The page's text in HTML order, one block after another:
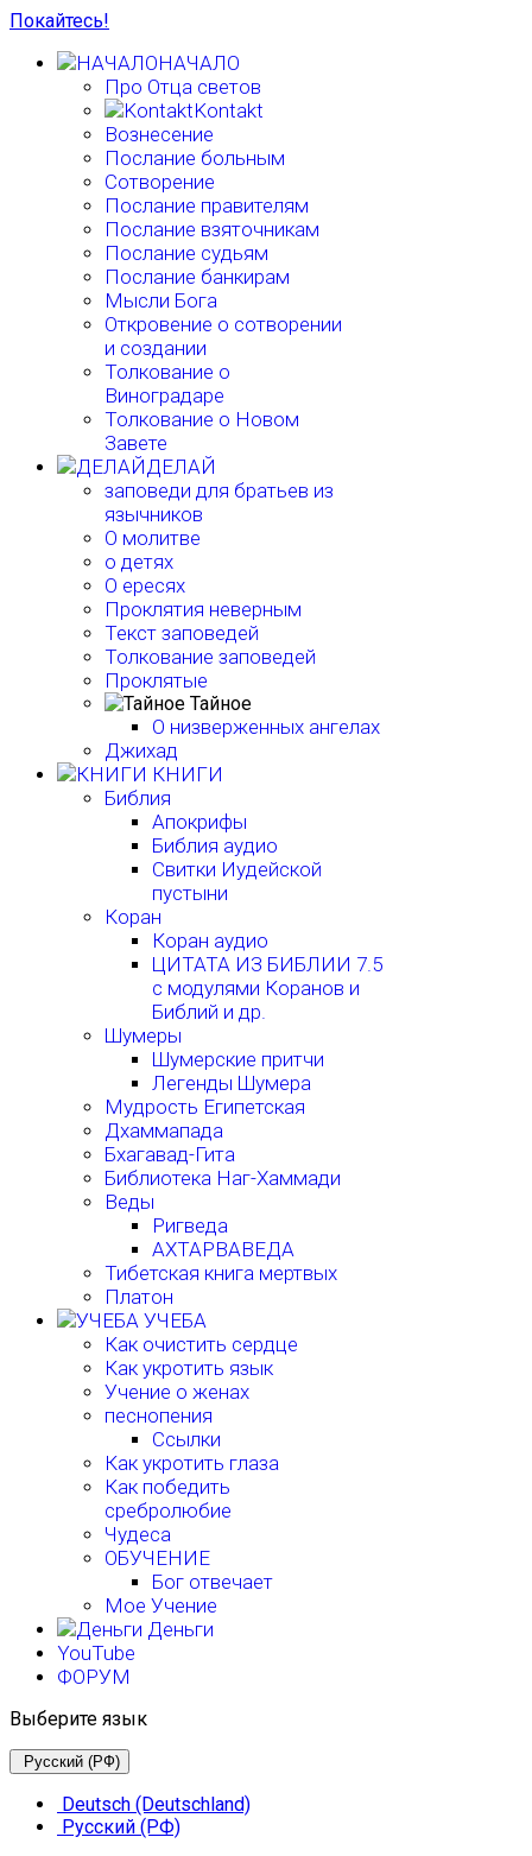
Покайтесь!
НАЧАЛО
Про Отца светов
Kontakt
Вознесение
Послание больным
Сотворение
Послание правителям
Послание взяточникам
Послание судьям
Послание банкирам
Мысли Бога
Откровение о сотворении
и создании
Толкование о
Виноградаре
Толкование о Новом
Завете
ДЕЛАЙ
заповеди для братьев из
язычников
О молитве
о детях
О ересях
Проклятия неверным
Текст заповедей
Толкование заповедей
Проклятые
Тайное
О низверженных ангелах
Джихад
КНИГИ
Библия
Апокрифы
Библия аудио
Свитки Иудейской
пустыни
Коран
Коран аудио
ЦИТАТА ИЗ БИБЛИИ 7.5
с модулями Коранов и
Библий и др.
Шумеры
Шумерские притчи
Легенды Шумера
Мудрость Египетская
Дхаммапада
Бхагавад-Гита
Библиотека Наг-Хаммади
Веды
Ригведа
АХТАРВАВЕДА
Тибетская книга мертвых
Платон
УЧЕБА
Как очистить сердце
Как укротить язык
Учение о женах
песнопения
Ссылки
Как укротить глаза
Как победить
сребролюбие
Чудеса
ОБУЧЕНИЕ
Бог отвечает
Мое Учение
Деньги
YouTube
ФОРУМ
Выберите язык
Русский (РФ)
Deutsch (Deutschland)
Русский (РФ)